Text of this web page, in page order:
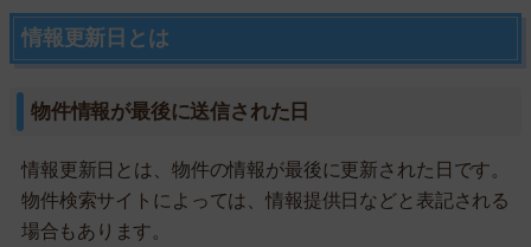
情報更新日とは
物件情報が最後に送信された日
情報更新日とは、物件の情報が最後に更新された日です。
物件検索サイトによっては、情報提供日などと表記される
場合もあります。